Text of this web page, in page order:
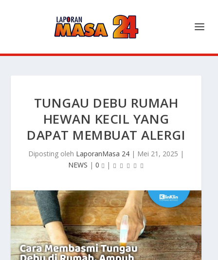
TUNGAU DEBU RUMAH
HEWAN KECIL YANG
DAPAT MEMBUAT ALERGI
Diposting oleh LaporanMasa 24 | Mei 21, 2025 |
NEWS | 0 |